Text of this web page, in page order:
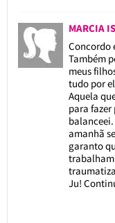
MARCIA
Concordo
Também
meus
tudo por
Aquela
para fazer
amanhã
garanto
Ju!